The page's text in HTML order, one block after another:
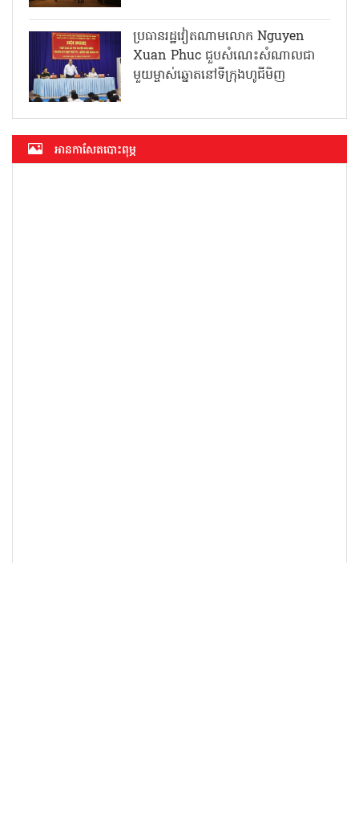
ប្រធានរដ្ឋវៀតណាមលោក Nguyen
Xuan Phuc ជួបសំណេះសំណាលជា
មួយម្ចាស់ឆ្នោតនៅទីក្រុងហូជីមិញ
អាន​កាសែត​បោះពុម្ភ